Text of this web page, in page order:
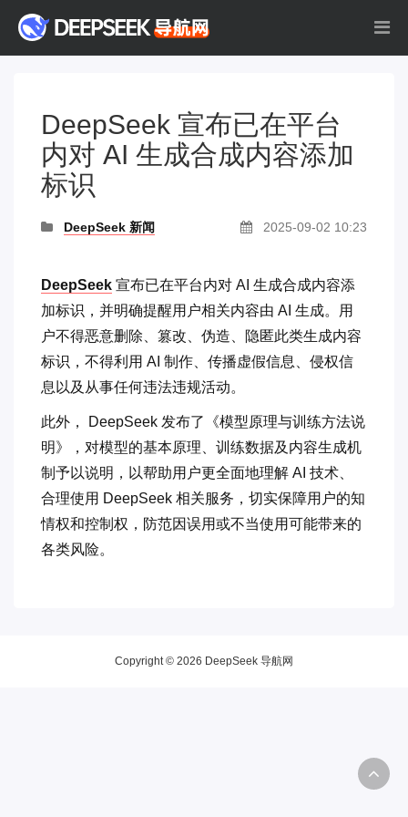
DeepSeek 宣布已在平台
内对 AI 生成合成内容添加
标识
DeepSeek 新闻 2025-09-02 10:23
DeepSeek 宣布已在平台内对 AI 生成合成内容添
加标识，并明确提醒用户相关内容由 AI 生成。用
户不得恶意删除、篡改、伪造、隐匿此类生成内容
标识，不得利用 AI 制作、传播虚假信息、侵权信
息以及从事任何违法违规活动。
此外， DeepSeek 发布了《模型原理与训练方法说
明》，对模型的基本原理、训练数据及内容生成机
制予以说明，以帮助用户更全面地理解 AI 技术、
合理使用 DeepSeek 相关服务，切实保障用户的知
情权和控制权，防范因误用或不当使用可能带来的
各类风险。
Copyright © 2026 DeepSeek 导航网